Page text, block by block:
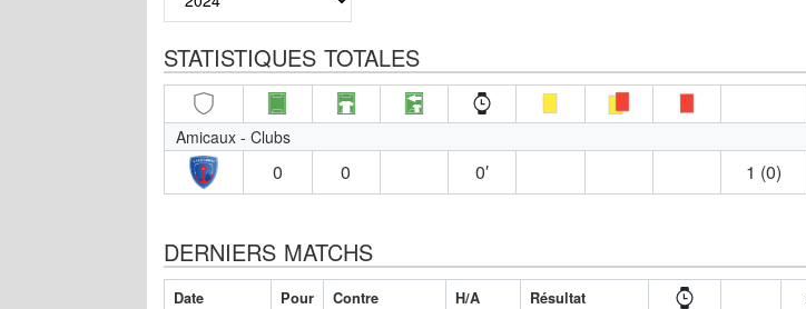
STATISTIQUES TOTALES
Amicaux - Clubs
0 0 0′ 1 (0)
DERNIERS MATCHS
Date Pour Contre H/A Résultat